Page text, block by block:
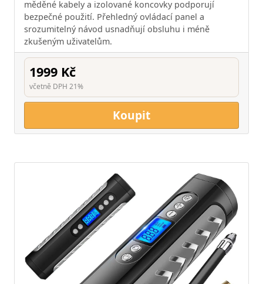
měděné kabely a izolované koncovky podporují
bezpečné použití. Přehledný ovládací panel a
srozumitelný návod usnadňují obsluhu i méně
zkušeným uživatelům.
1999 Kč
včetně DPH 21%
Koupit